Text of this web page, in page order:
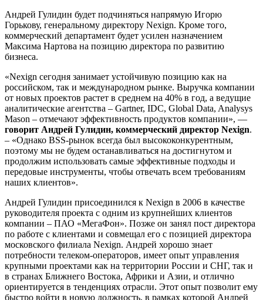
Андрей Гулидин будет подчиняться напрямую Игорю
Горькову, генеральному директору Nexign. Кроме того,
коммерческий департамент будет усилен назначением
Максима Нартова на позицию директора по развитию
бизнеса.
«Nexign сегодня занимает устойчивую позицию как на
российском, так и международном рынке. Выручка компании
от новых проектов растет в среднем на 40% в год, а ведущие
аналитические агентства – Gartner, IDC, Global Data, Analysys
Mason – отмечают эффективность продуктов компании», —
говорит Андрей Гулидин, коммерческий директор Nexign.
– «Однако BSS-рынок всегда был высококонкурентным,
поэтому мы не будем останавливаться на достигнутом и
продолжим использовать самые эффективные подходы и
передовые инструменты, чтобы отвечать всем требованиям
наших клиентов».
Андрей Гулидин присоединился к Nexign в 2006 в качестве
руководителя проекта с одним из крупнейших клиентов
компании – ПАО «МегаФон». Позже он занял пост директора
по работе с клиентами и совмещал его с позицией директора
московского филиала Nexign. Андрей хорошо знает
потребности телеком-операторов, имеет опыт управления
крупными проектами как на территории России и СНГ, так и
в странах Ближнего Востока, Африки и Азии, и отлично
ориентируется в тенденциях отрасли. Этот опыт позволит ему
быстро войти в новую должность, в рамках которой Андрей